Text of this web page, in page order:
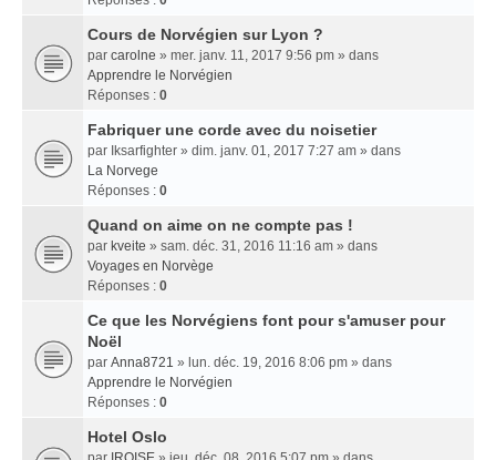
Cours de Norvégien sur Lyon ?
par carolne » mer. janv. 11, 2017 9:56 pm » dans
Apprendre le Norvégien
Réponses : 0
Fabriquer une corde avec du noisetier
par Iksarfighter » dim. janv. 01, 2017 7:27 am » dans
La Norvege
Réponses : 0
Quand on aime on ne compte pas !
par kveite » sam. déc. 31, 2016 11:16 am » dans
Voyages en Norvège
Réponses : 0
Ce que les Norvégiens font pour s'amuser pour
Noël
par Anna8721 » lun. déc. 19, 2016 8:06 pm » dans
Apprendre le Norvégien
Réponses : 0
Hotel Oslo